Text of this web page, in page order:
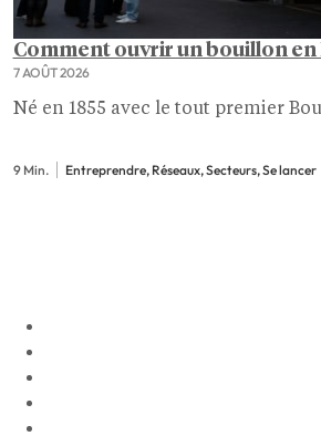
Comment ouvrir un bouillon en
7 AOÛT 2026
Né en 1855 avec le tout premier
9 Min. Entreprendre, Réseaux, Secteurs, Se lancer